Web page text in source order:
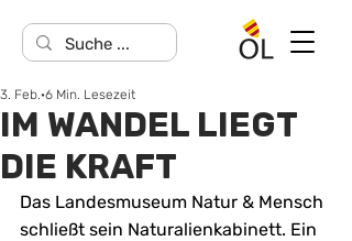
IM WANDEL LIEGT
DIE KRAFT
3. Feb. 6 Min. Lesezeit
Das Landesmuseum Natur & Mensch
schließt sein Naturalienkabinett. Ein